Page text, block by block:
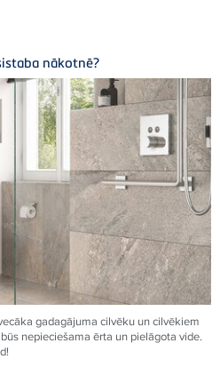
nākotnē?
gadagājuma cilvēku un cilvēkiem
nepieciešama ērta un pielāgota vide.